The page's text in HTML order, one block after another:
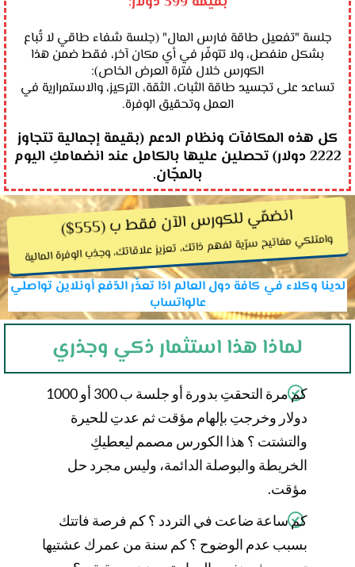
جلسة "تفعيل طاقة فارس المال" (جلسة شفاء طاقي لا تُباع
بشكل منفصل، ولا تتوفّر في أي مكان آخر، فقط ضمن هذا
الكورس خلال فترة العرض الخاص):
تساعد على تجسيد طاقة الثبات، الثقة، التركيز، والاستمرارية في
العمل وتحقيق الوفرة.
كل هذه المكافآت ونظام الدعم (بقيمة إجمالية تتجاوز
2222 دولار) تحصلين عليها بالكامل عند انضمامكِ اليوم
بالمجّان.
انضمّي للكورس الآن فقط ب (555$)
وامتلكي مفاتيح سرّية لفهم ذاتك، تعزيز علاقاتك، وجذب الوفرة المالية
لدينا وكلاء في كافة دول العالم اذا تعذّر الدّفع أونلاين تواصلي
عالواتساب
لماذا هذا استثمار ذكي وجذري
كم مرة التحقتِ بدورة أو جلسة ب 300 أو 1000
دولار وخرجتِ بإلهام مؤقت ثم عدتِ للحيرة
والتشتت ؟ هذا الكورس مصمم ليعطيكِ
الخريطة والبوصلة الدائمة، وليس مجرد حل
مؤقت.
كم ساعة ضاعت في التردد ؟ كم فرصة فاتتك
بسبب عدم الوضوح ؟ كم سنة من عمرك عشتيها